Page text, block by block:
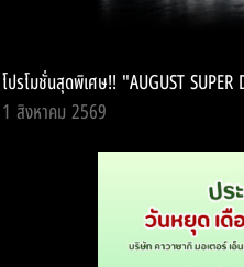
SERVICE
โปรโมชั่นสุดพิเศษ!! "AUGUST
1 สิงหาคม 2569